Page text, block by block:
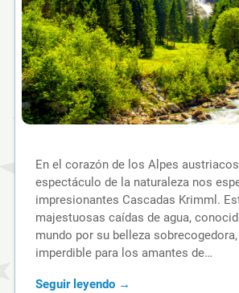
En el corazón de los Alpes
espectáculo de la naturaleza nos
impresionantes Cascadas Krimml.
majestuosas caídas de agua,
mundo por su belleza
imperdible para los amantes de…
Seguir leyendo →